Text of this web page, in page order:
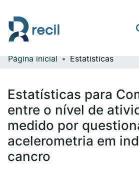
Comunidades & Coleções
Página inicial Estatísticas
Estatísticas para
entre o nível de
medido por
acelerometria em
cancro